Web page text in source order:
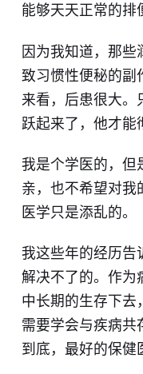
能够天天正常的排
因为我知道，那些
致习惯性便秘的副
来看，后患很大。
跃起来了，他才能
我是个学医的，但
亲，也不希望对我
医学只是添乱的。
我这些年的经历告
解决不了的。作为
中长期的生存下去
需要学会与疾病共
到底，最好的保健